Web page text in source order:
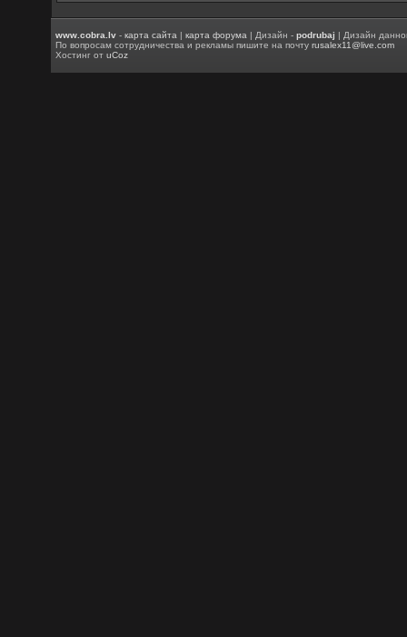
www.cobra.lv -карта сайта |карта форума | Дизайн -podrubaj | Дизайн
По вопросам сотрудничества и рекламы пишите на почтуrusalex11@live.com
Хостинг отuCoz